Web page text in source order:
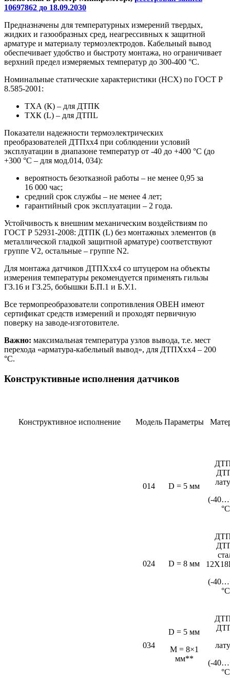
10697862 до 18.09.2030
Предназначены для температурных измерений твердых,
жидких и газообразных сред, неагрессивных к защитной
арматуре и материалу термоэлектродов. Кабельный вывод
обеспечивает удобство и быстроту монтажа, но ограничивает
верхний предел измеряемых температур до 300-400 °С.
Номинальные статические характеристики (НСХ) по ГОСТ Р
8.585-2001:
ТХА (К) – для ДТПК
ТХК (L) – для ДТПL
Показатели надежности термоэлектрических
преобразователей ДТПхх4 при соблюдении условий
эксплуатации в диапазоне температур от -40 до +400 °С (до
+300 °С – для мод.014, 034):
вероятность безотказной работы – не менее 0,95 за
16 000 час;
средний срок службы – не менее 4 лет;
гарантийный срок эксплуатации – 2 года.
Устойчивость к внешним механическим воздействиям по
ГОСТ Р 52931-2008: ДТПК (L) без монтажных элементов (в
металлической гладкой защитной арматуре) соответствуют
группе V2, остальные – группе N2.
Для монтажа датчиков ДТПХхх4 со штуцером на объекты
измерения температуры рекомендуется применять гильзы
ГЗ.16 и ГЗ.25, бобышки Б.П.1 и Б.У.1.
Все термопреобразователи сопротивления ОВЕН имеют
сертификат средств измерений и проходят первичную
поверку на заводе-изготовителе.
Важно: максимальная температура узлов вывода, т.е. мест
перехода «арматура-кабельный вывод», для ДТПХхх4 – 200
°С.
Конструктивные исполнения датчиков
Конструктивное исполнение Модель Параметры
014 D = 5 мм
(-
024 D = 8 мм
(-
034
D = 5 мм
М = 8×1
мм**
(-